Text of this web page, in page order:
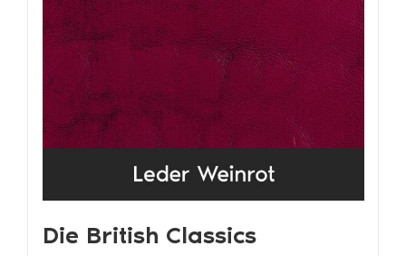
Die British Classics